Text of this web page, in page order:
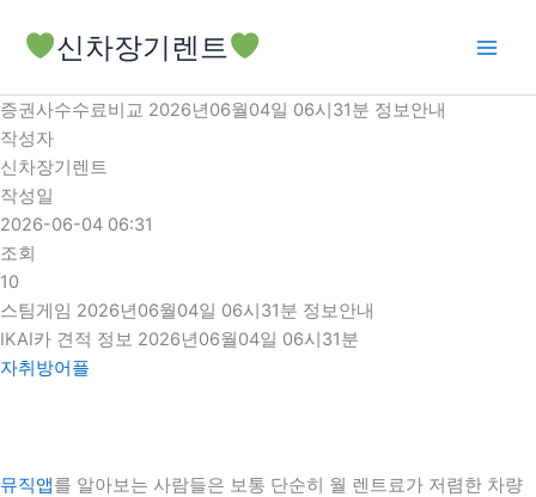
로
건
너
뛰
기
신차장기렌트
증권사수수료비교 2026년06월04일 06시31분 정보안내
작성자
신차장기렌트
작성일
2026-06-04 06:31
조회
10
스팀게임 2026년06월04일 06시31분 정보안내
IKAI카 견적 정보 2026년06월04일 06시31분
자취방어플
뮤직앱를 알아보는 사람들은 보통 단순히 월 렌트료가 저렴한 차량